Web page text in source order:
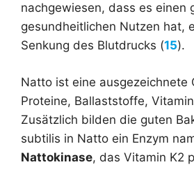
nachgewiesen, dass es einen
gesundheitlichen Nutzen hat,
Senkung des Blutdrucks (15).
Natto ist eine ausgezeichnete
Proteine, Ballaststoffe,
Zusätzlich bilden die guten
subtilis in Natto ein Enzym
Nattokinase, das Vitamin K2